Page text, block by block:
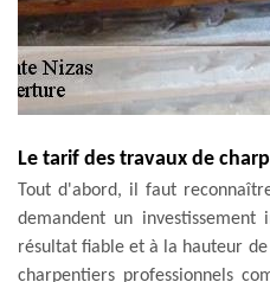
Le tarif des travaux de
Tout d'abord, il faut
demandent un
résultat fiable et à la hauteur de
charpentiers professionnels